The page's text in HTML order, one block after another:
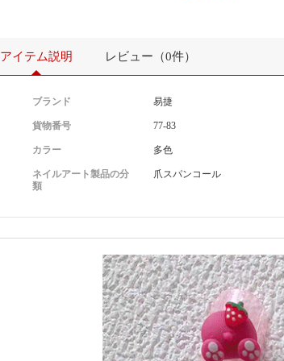
アイテム説明 レビュー（0件）
ブランド 易捷
貨物番号 77-83
カラー 多色
ネイルアート製品の分
類
爪スパンコール